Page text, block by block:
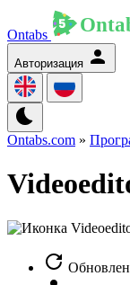
Ontabs
Авторизация
Ontabs.com »